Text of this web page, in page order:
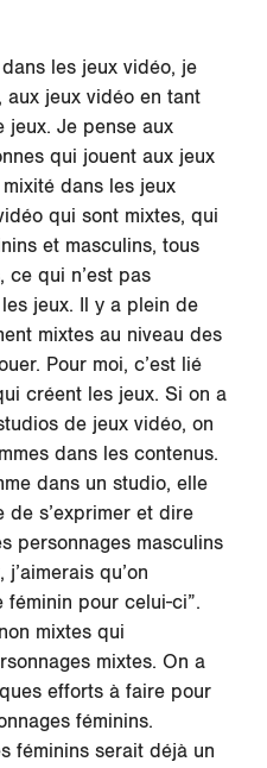
les jeux vidéo, je
aux jeux vidéo en tant
jeux. Je pense aux
qui jouent aux jeux
dans les jeux
qui sont mixtes, qui
et masculins, tous
ce qui n’est pas
jeux. Il y a plein de
mixtes au niveau des
Pour moi, c’est lié
créent les jeux. Si on a
de jeux vidéo, on
dans les contenus.
dans un studio, elle
de s’exprimer et dire
personnages masculins
qu’on
pour celui-ci”.
mixtes qui
mixtes. On a
efforts à faire pour
féminins.
féminins serait déjà un